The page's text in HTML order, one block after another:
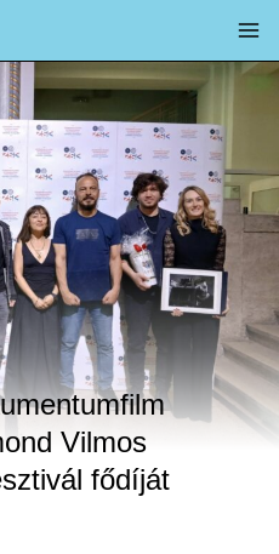
Vilmos
fődíját